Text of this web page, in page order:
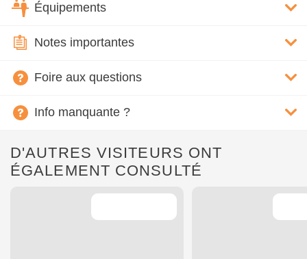
Équipements
Notes importantes
Foire aux questions
Info manquante ?
D'AUTRES VISITEURS ONT
ÉGALEMENT CONSULTÉ